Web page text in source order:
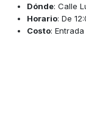
Dónde: Calle
Horario: De
Costo: